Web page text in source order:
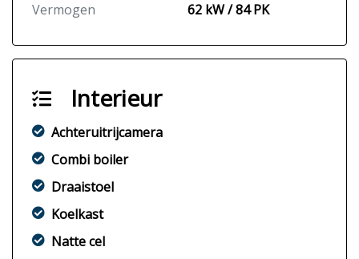
Vermogen
62 kW / 84 PK
Interieur
Achteruitrijcamera
Combi boiler
Draaistoel
Koelkast
Natte cel